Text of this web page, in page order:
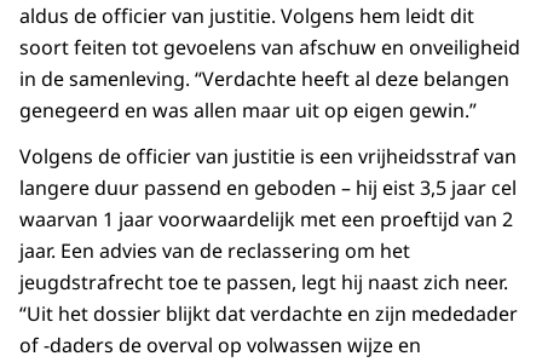
aldus de officier van justitie. Volgens hem leidt dit
soort feiten tot gevoelens van afschuw en onveiligheid
in de samenleving. “Verdachte heeft al deze belangen
genegeerd en was allen maar uit op eigen gewin.”
Volgens de officier van justitie is een vrijheidsstraf van
langere duur passend en geboden – hij eist 3,5 jaar cel
waarvan 1 jaar voorwaardelijk met een proeftijd van 2
jaar. Een advies van de reclassering om het
jeugdstrafrecht toe te passen, legt hij naast zich neer.
“Uit het dossier blijkt dat verdachte en zijn mededader
of -daders de overval op volwassen wijze en